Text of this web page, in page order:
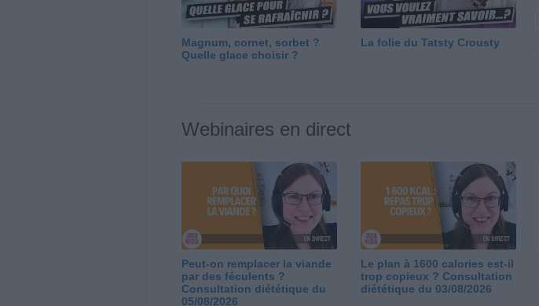
Magnum, cornet, sorbet ?
Quelle glace choisir ?
La folie du Tatsty Crousty
Webinaires en direct
Peut-on remplacer la viande
par des féculents ?
Consultation diététique du
05/08/2026
Le plan à 1600 calories est-il
trop copieux ? Consultation
diététique du 03/08/2026